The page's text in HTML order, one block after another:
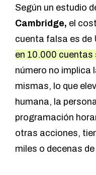
Según un estudio
Cambridge, el
cuenta falsa es de
en 10.000 cuentas
número no implica
mismas, lo que
humana, la
programación
otras acciones,
miles o decenas